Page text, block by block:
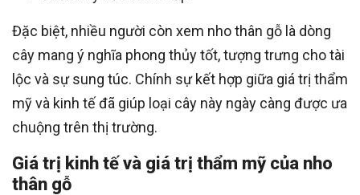
Đặc biệt, nhiều người còn xem nho thân gỗ là dòng
cây mang ý nghĩa phong thủy tốt, tượng trưng cho tài
lộc và sự sung túc. Chính sự kết hợp giữa giá trị thẩm
mỹ và kinh tế đã giúp loại cây này ngày càng được ưa
chuộng trên thị trường.
Giá trị kinh tế và giá trị thẩm mỹ của nho
thân gỗ